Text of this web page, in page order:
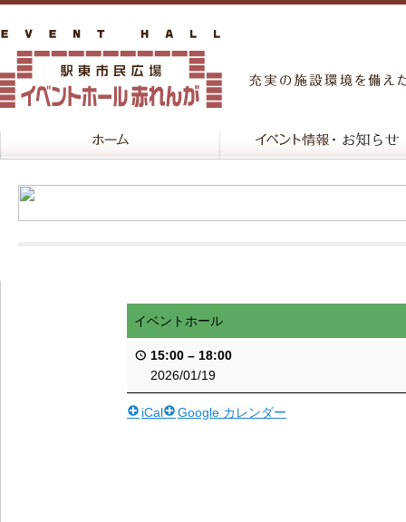
イベントホール
15:00 – 18:00
2026/01/19
iCal Google カレンダー